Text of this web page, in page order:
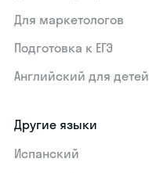
Для маркетологов
Подготовка к ЕГЭ
Английский для детей
Другие языки
Испанский